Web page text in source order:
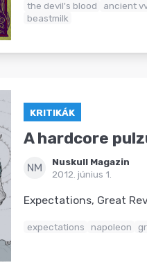
the devil's blood ancient
beastmilk
KRITIKÁK
A hardcore
NM
Nuskull Magazin
2012. június 1.
Expectations, Great
expectations napoleon